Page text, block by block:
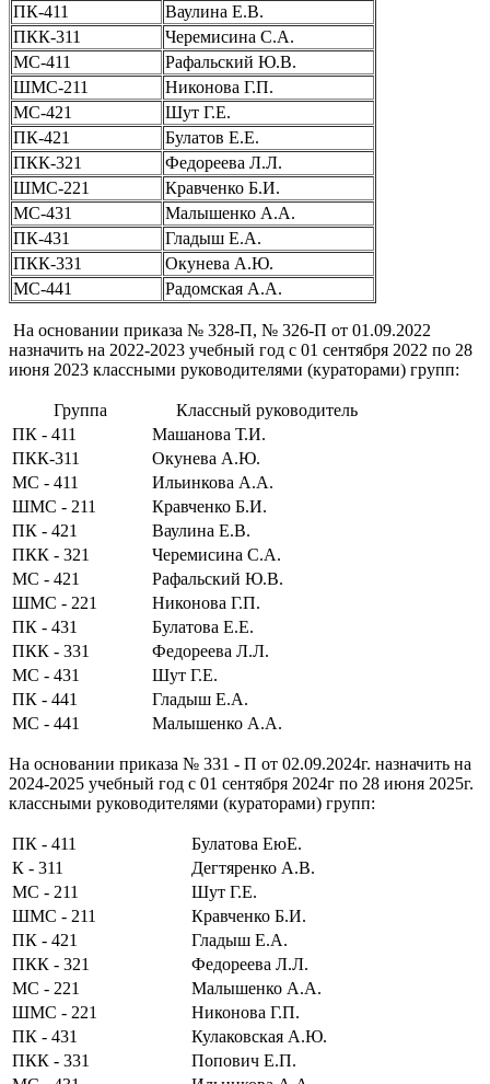
ПК-411
Ваулина Е.В.
ПКК-311
Черемисина С.А.
МС-411
Рафальский Ю.В.
ШМС-211
Никонова Г.П.
МС-421
Шут Г.Е.
ПК-421
Булатов Е.Е.
ПКК-321
Федореева Л.Л.
ШМС-221
Кравченко Б.И.
МС-431
Малышенко А.А.
ПК-431
Гладыш Е.А.
ПКК-331
Окунева А.Ю.
МС-441
Радомская А.А.
На основании приказа № 328-П, № 326-П от 01.09.2022
назначить на 2022-2023 учебный год с 01 сентября 2022 по 28
июня 2023 классными руководителями (кураторами) групп:
Группа
Классный руководитель
ПК - 411
Машанова Т.И.
ПКК-311
Окунева А.Ю.
МС - 411
Ильинкова А.А.
ШМС - 211
Кравченко Б.И.
ПК - 421
Ваулина Е.В.
ПКК - 321
Черемисина С.А.
МС - 421
Рафальский Ю.В.
ШМС - 221
Никонова Г.П.
ПК - 431
Булатова Е.Е.
ПКК - 331
Федореева Л.Л.
МС - 431
Шут Г.Е.
ПК - 441
Гладыш Е.А.
МС - 441
Малышенко А.А.
На основании приказа № 331 - П от 02.09.2024г. назначить на
2024-2025 учебный год с 01 сентября 2024г по 28 июня 2025г.
классными руководителями (кураторами) групп:
ПК - 411
Булатова ЕюЕ.
К - 311
Дегтяренко А.В.
МС - 211
Шут Г.Е.
ШМС - 211
Кравченко Б.И.
ПК - 421
Гладыш Е.А.
ПКК - 321
Федореева Л.Л.
МС - 221
Малышенко А.А.
ШМС - 221
Никонова Г.П.
ПК - 431
Кулаковская А.Ю.
ПКК - 331
Попович Е.П.